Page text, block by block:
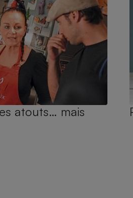
atouts… mais